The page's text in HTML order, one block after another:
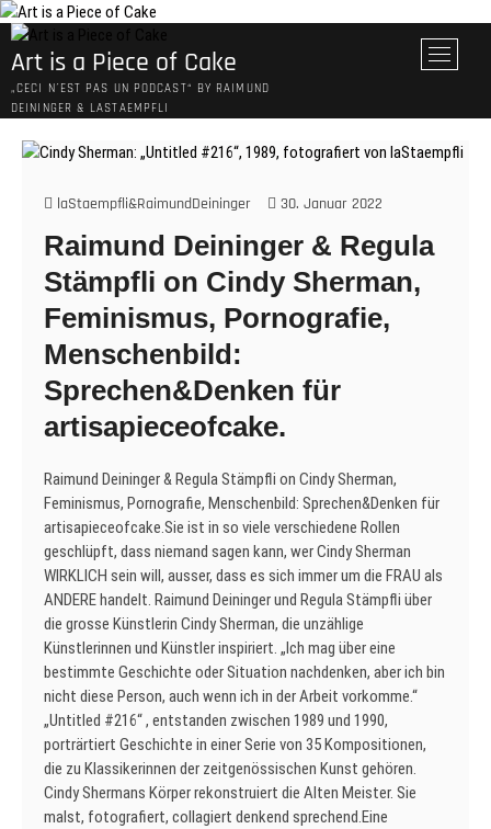
Skip
to
content
Art is a Piece of Cake
„CECI N´EST PAS UN PODCAST“ BY RAIMUND
DEININGER & LASTAEMPFLI
M
e
u
B
o
laStaempfli&RaimundDeininger 30. Januar 2022
Raimund Deininger & Regula
Stämpfli on Cindy Sherman,
Feminismus, Pornografie,
Menschenbild:
Sprechen&Denken für
artisapieceofcake.
Raimund Deininger & Regula Stämpfli on Cindy Sherman,
Feminismus, Pornografie, Menschenbild: Sprechen&Denken für
artisapieceofcake.Sie ist in so viele verschiedene Rollen
geschlüpft, dass niemand sagen kann, wer Cindy Sherman
WIRKLICH sein will, ausser, dass es sich immer um die FRAU als
ANDERE handelt. Raimund Deininger und Regula Stämpfli über
die grosse Künstlerin Cindy Sherman, die unzählige
Künstlerinnen und Künstler inspiriert. „Ich mag über eine
bestimmte Geschichte oder Situation nachdenken, aber ich bin
nicht diese Person, auch wenn ich in der Arbeit vorkomme.“
„Untitled #216“ , entstanden zwischen 1989 und 1990,
porträrtiert Geschichte in einer Serie von 35 Kompositionen,
die zu Klassikerinnen der zeitgenössischen Kunst gehören.
Cindy Shermans Körper rekonstruiert die Alten Meister. Sie
malst, fotografiert, collagiert denkend sprechend.Eine